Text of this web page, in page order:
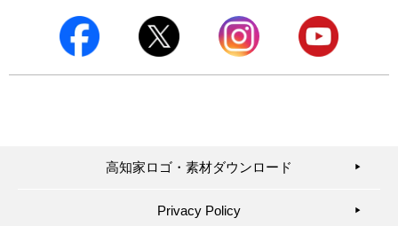
高知家ロゴ・素材ダウンロード ▶︎
Privacy Policy ▶︎